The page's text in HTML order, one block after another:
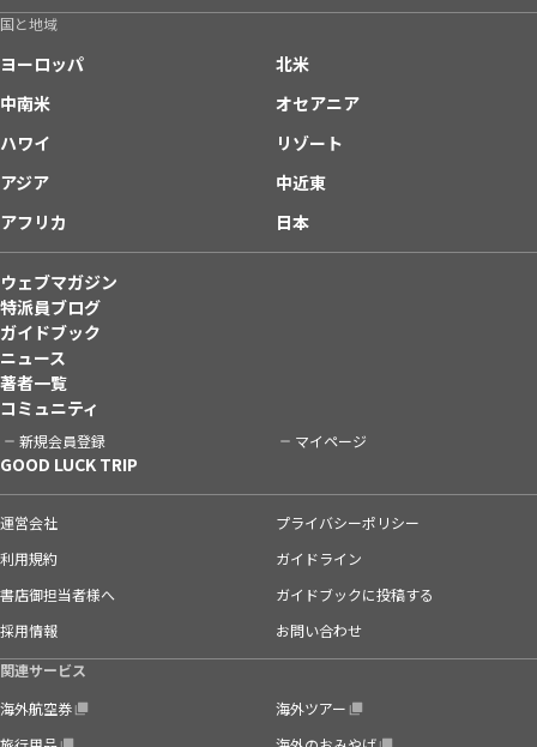
国と地域
ヨーロッパ
北米
中南米
オセアニア
ハワイ
リゾート
アジア
中近東
アフリカ
日本
ウェブマガジン
特派員ブログ
ガイドブック
ニュース
著者一覧
コミュニティ
新規会員登録 マイページ
GOOD LUCK TRIP
運営会社
プライバシーポリシー
利用規約
ガイドライン
書店御担当者様へ
ガイドブックに投稿する
採用情報
お問い合わせ
関連サービス
海外航空券
海外ツアー